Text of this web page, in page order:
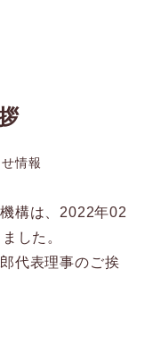
情報
構は、2022年02
した。
代表理事のご挨